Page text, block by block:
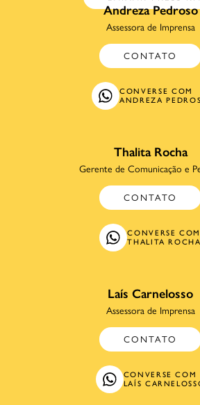
Andreza Pedroso
Assessora de Imprensa
CONTATO
CONVERSE COM
ANDREZA
Thalita Rocha
Gerente de Comunicação e
CONTATO
CONVERSE COM
THALITA ROCHA
Laís Carnelosso
Assessora de Imprensa
CONTATO
CONVERSE COM
LAÍS